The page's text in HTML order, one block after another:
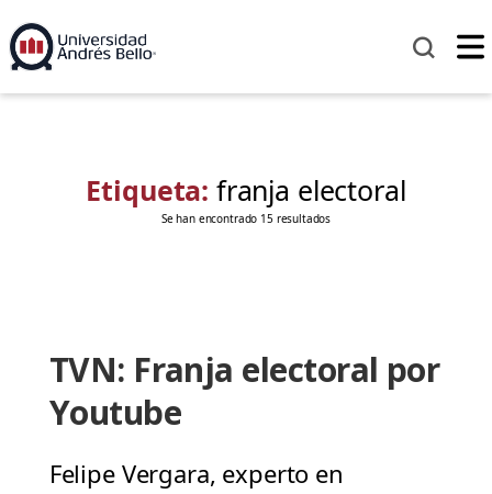
Etiqueta: franja electoral
Se han encontrado 15 resultados
TVN: Franja electoral por
Youtube
Felipe Vergara, experto en